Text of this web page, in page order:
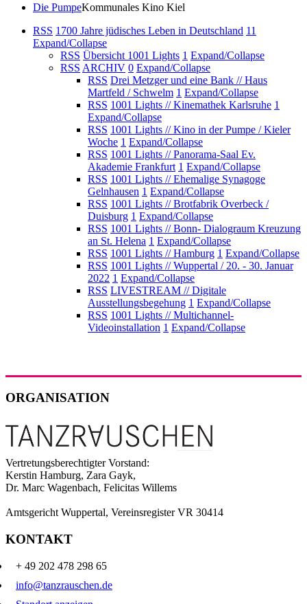
Die PumpeKommunales Kino Kiel
RSS 1700 Jahre jüdisches Leben in Deutschland 11
Expand/Collapse
RSS Übersicht 1001 Lights 1 Expand/Collapse
RSS ARCHIV 0 Expand/Collapse
RSS Drei Metzger und eine Bank // Haus
Martfeld / Schwelm 1 Expand/Collapse
RSS 1001 Lights // Kinemathek Karlsruhe 1
Expand/Collapse
RSS 1001 Lights // Kino in der Pumpe / Kieler
Woche 1 Expand/Collapse
RSS 1001 Lights // Panorama-Saal Ev.
Akademie Frankfurt 1 Expand/Collapse
RSS 1001 Lights // Ehemalige Synagoge
Gelnhausen 1 Expand/Collapse
RSS 1001 Lights // Brotfabrik Overbeck /
Duisburg 1 Expand/Collapse
RSS 1001 Lights // Bonn- Dialograum Kreuzung
an St. Helena 1 Expand/Collapse
RSS 1001 Lights // Hamburg 1 Expand/Collapse
RSS 1001 Lights // Wuppertal / 20. - 30. Januar
2022 1 Expand/Collapse
RSS LIVESTREAM // Digitale
Ausstellungsbegehung 1 Expand/Collapse
RSS 1001 Lights // Multichannel-
Videoinstallation 1 Expand/Collapse
ORGANISATION
Vertretungsberechtigter Vorstand:
Kerstin Hamburg, Zara Gayk,
Dr. Marc Wagenbach, Felicitas Willems
Amtsgericht Wuppertal, Vereinsregister VR 30414
KONTAKT
+ 49 202 478 298 65
info@tanzrauschen.de